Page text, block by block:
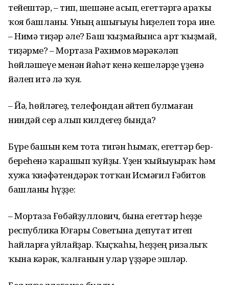
тейештәр, – тип, шешәне асып, егеттәргә араҡы
ҡоя башланы. Уның ашығыуы һиҙелеп тора ине.
– Нимә тиҙәр әле? Баш ҡыҙмайынса арт ҡыҙмай,
тиҙәрме? – Мортаза Рәхимов мәрәкәләп
һөйләшеүе менән йәһәт кенә кешеләрҙе үҙенә
йәлеп итә лә ҡуя.
– Йә, һөйләгеҙ, телефондан әйтеп бул­маған
ниндәй сер алып килдегеҙ бында?
Бүре башын кем тота тигән һымаҡ, егет­тәр бер-
береһенә ҡарашып ҡуйҙы. Үҙен ҡыйыуыраҡ һәм
хужа ҡиәфәтендәрәк тотҡан Исмәғил Ғәбитов
башланы һүҙҙе:
– Мортаза Ғөбәйҙуллович, бына егеттәр һеҙҙе
республика Юғары Советына депутат итеп
һайларға уйлайҙар. Ҡыҫҡаһы, һеҙҙең риза­лыҡ
ҡына кәрәк, ҡалғанын улар үҙҙәре эшләр.